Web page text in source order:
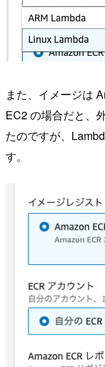
また、イメージは
EC2 の場合だと、
たのですが、
す。